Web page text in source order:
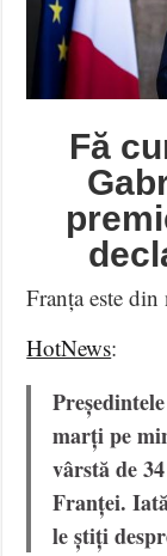
Fă
Franța este
HotNews:
marți pe
vârstă de
Franței.
le știți